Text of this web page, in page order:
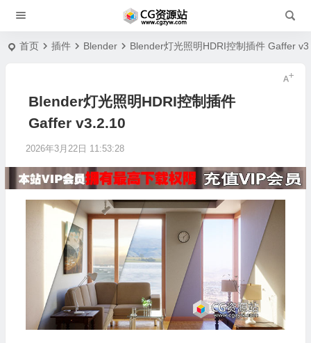
首页 插件 Blender Blender灯光照明HDRI控制插件 Gaffer
Blender灯光照明HDRI控制插件
Gaffer v3.2.10
2026年3月22日 11:53:28